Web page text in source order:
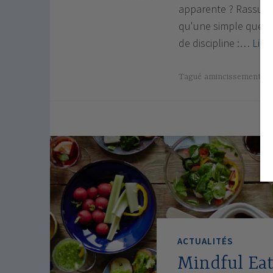
apparente ?
qu'une simple
de discipline :… Lire
Tagué amincissement
ACTUALITÉS
Mindful